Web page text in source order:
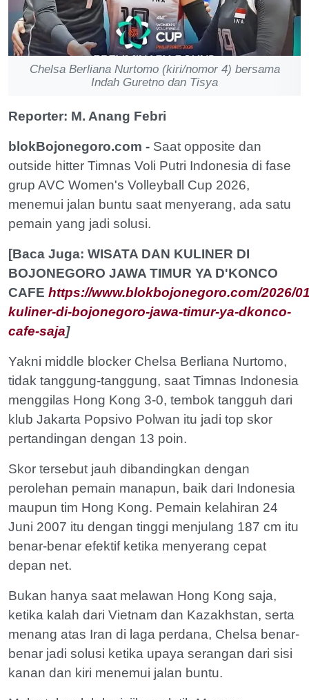
Chelsa Berliana Nurtomo (kiri/nomor 4) bersama
Indah Guretno dan Tisya
Reporter: M. Anang Febri
blokBojonegoro.com - Saat opposite dan
outside hitter Timnas Voli Putri Indonesia di fase
grup AVC Women's Volleyball Cup 2026,
menemui jalan buntu saat menyerang, ada satu
pemain yang jadi solusi.
[Baca Juga: WISATA DAN KULINER DI
BOJONEGORO JAWA TIMUR YA D'KONCO
CAFE https://www.blokbojonegoro.com/2026/
kuliner-di-bojonegoro-jawa-timur-ya-dkonco-
cafe-saja]
Yakni middle blocker Chelsa Berliana Nurtomo,
tidak tanggung-tanggung, saat Timnas Indonesia
menggilas Hong Kong 3-0, tembok tangguh dari
klub Jakarta Popsivo Polwan itu jadi top skor
pertandingan dengan 13 poin.
Skor tersebut jauh dibandingkan dengan
perolehan pemain manapun, baik dari Indonesia
maupun tim Hong Kong. Pemain kelahiran 24
Juni 2007 itu dengan tinggi menjulang 187 cm itu
benar-benar efektif ketika menyerang cepat
depan net.
Bukan hanya saat melawan Hong Kong saja,
ketika kalah dari Vietnam dan Kazakhstan, serta
menang atas Iran di laga perdana, Chelsa benar-
benar jadi solusi ketika upaya serangan dari sisi
kanan dan kiri menemui jalan buntu.